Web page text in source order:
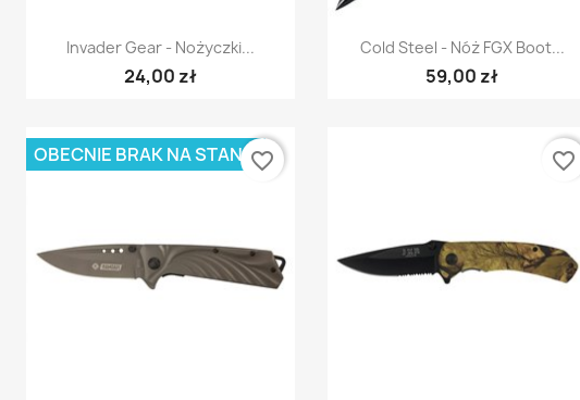
Szybki podgląd
Invader Gear - Nożyczki...
24,00 zł
Szybki podgląd
Cold Steel - Nóż FGX Boot...
59,00 zł
OBECNIE BRAK NA STANIEfavorite_border favorite_border